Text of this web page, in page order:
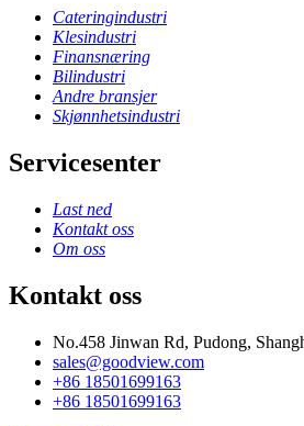
Cateringindustri
Klesindustri
Finansnæring
Bilindustri
Andre bransjer
Skjønnhetsindustri
Servicesenter
Last ned
Kontakt oss
Om oss
Kontakt oss
No.458 Jinwan Rd, Pudong,
sales@goodview.com
+86 18501699163
+86 18501699163